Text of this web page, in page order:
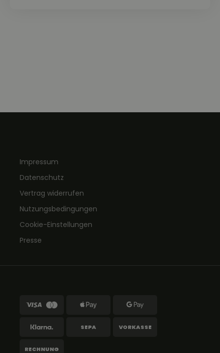
Impressum
Datenschutz
Vertrag widerrufen
Nutzungsbedingungen
Cookie-Einstellungen
Presse
SEPA VORKASSE
RECHNUNG